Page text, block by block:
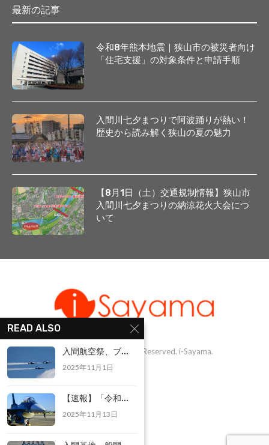
最新の記事
令和8年熊本地震｜狭山市の被災者向け
「住宅支援」の対象条件と申請手順
入間川七夕まつりで阿波踊りが熱い！
歴史から読み解く狭山の夏の魅力
【8月1日（土）交通規制情報】狭山市
入間川七夕まつりの納涼花火大会につ
いて
@1999-2025 - All Right Reserved. i-Sayama.
READ ALSO
入間航空祭、ブ...
2025年11月1日
【速報】「令和...
2025年11月13日